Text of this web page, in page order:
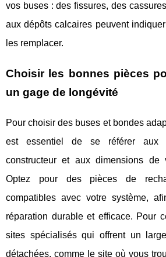
vos buses : des fissures, des
aux dépôts calcaires peuvent
les remplacer.
Choisir les bonnes pièces
un gage de longévité
Pour choisir des buses et bondes
est essentiel de se référer aux
constructeur et aux dimensions de
Optez pour des pièces de
compatibles avec votre système,
réparation durable et efficace. Pour
sites spécialisés qui offrent un
détachées, comme le site où vous